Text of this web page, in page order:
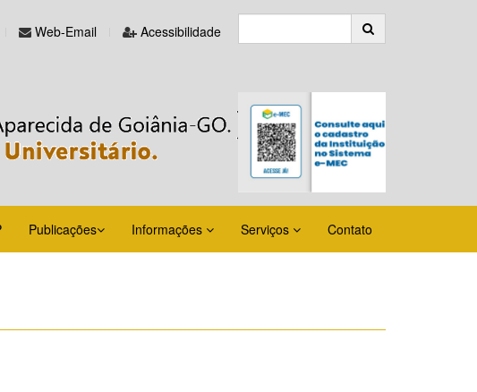
Web-Email Acessibilidade
Publicações Informações Serviços Contato